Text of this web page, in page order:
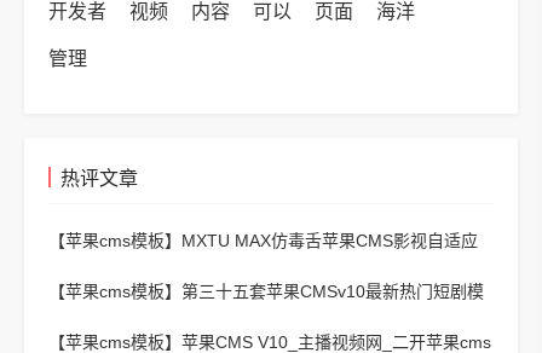
开发者 视频 内容 可以 页面 海洋
管理
热评文章
【苹果cms模板】 MXTU MAX仿毒舌苹果CMS影视自适应
【苹果cms模板】 第三十五套苹果CMSv10最新热门短剧模
【苹果cms模板】 苹果CMS V10_主播视频网_二开苹果cms